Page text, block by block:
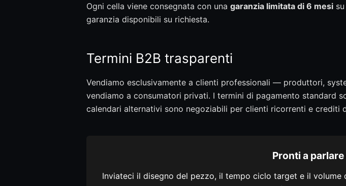
Ogni cella viene consegnata con una garanzia limitata di 6 mesi
garanzia disponibili su richiesta.
Termini B2B trasparenti
Vendiamo esclusivamente a clienti professionali — produttori,
vendiamo a consumatori privati. I termini di pagamento standard
calendari alternativi sono negoziabili per clienti ricorrenti e crediti
Pronti a
Inviateci il disegno del pezzo, il tempo ciclo target e il